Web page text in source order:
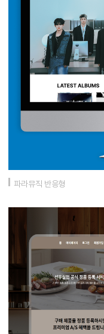
파라뮤직 반응형